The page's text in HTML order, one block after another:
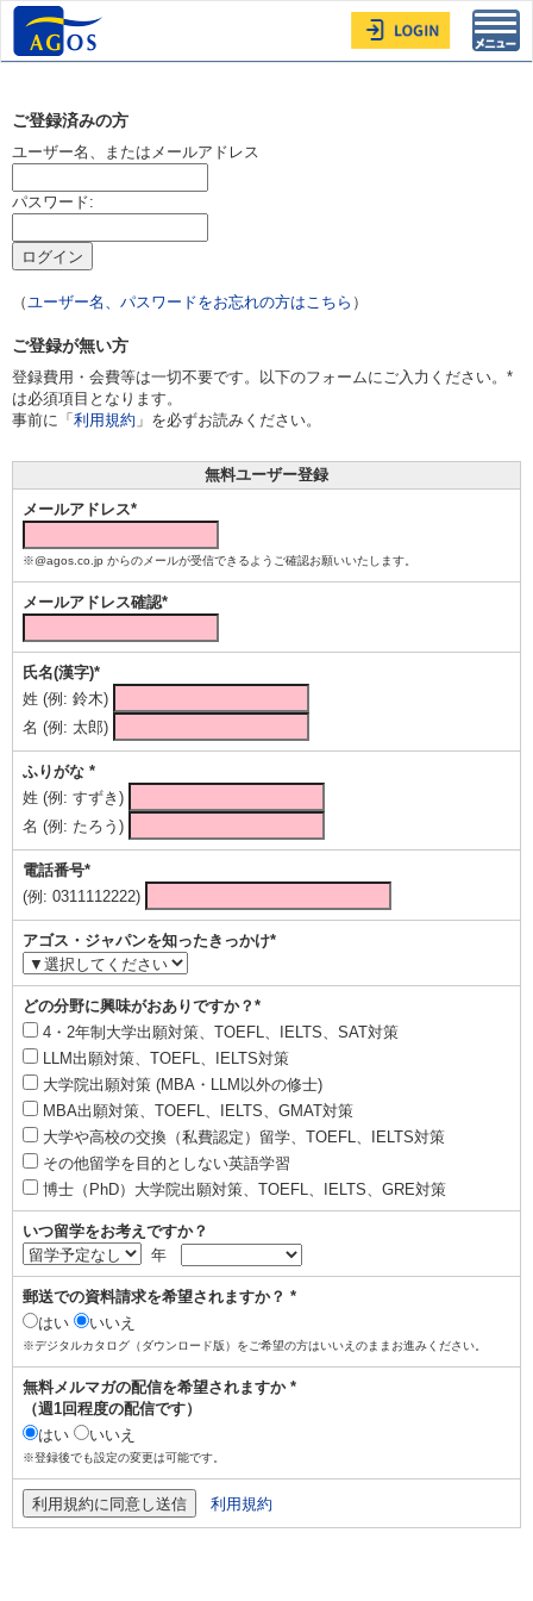
ご登録済みの方
ユーザー名、またはメールアドレス
パスワード:
（ユーザー名、パスワードをお忘れの方はこちら ）
ご登録が無い方
登録費用・会費等は一切不要です。以下のフォームにご入力ください。*
は必須項目となります。
事前に「 利用規約 」を必ずお読みください。
無料ユーザー登録
メールアドレス*
※@agos.co.jp からのメールが受信できるようご確認お願いいたします。
メールアドレス確認*
氏名(漢字)*
姓 (例: 鈴木)
名 (例: 太郎)
ふりがな *
姓 (例: すずき)
名 (例: たろう)
電話番号*
(例: 0311112222)
アゴス・ジャパンを知ったきっかけ*
どの分野に興味がおありですか？*
4・2年制大学出願対策、TOEFL、IELTS、SAT対策
LLM出願対策、TOEFL、IELTS対策
大学院出願対策 (MBA・LLM以外の修士)
MBA出願対策、TOEFL、IELTS、GMAT対策
大学や高校の交換（私費認定）留学、TOEFL、IELTS対策
その他留学を目的としない英語学習
博士（PhD）大学院出願対策、TOEFL、IELTS、GRE対策
いつ留学をお考えですか？
年
郵送での資料請求を希望されますか？ *
はい
いいえ
※デジタルカタログ（ダウンロード版）をご希望の方はいいえのままお進みください。
無料メルマガの配信を希望されますか *
（週1回程度の配信です）
はい
いいえ
※登録後でも設定の変更は可能です。
利用規約